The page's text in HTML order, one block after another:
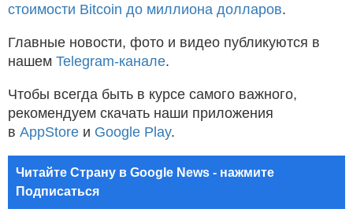
стоимости Bitcoin до миллиона долларов.
Главные новости, фото и видео публикуются в
нашем Telegram-канале.
Чтобы всегда быть в курсе самого важного,
рекомендуем скачать наши приложения
в AppStore и Google Play.
Читайте Страну в Google News - нажмите
Подписаться